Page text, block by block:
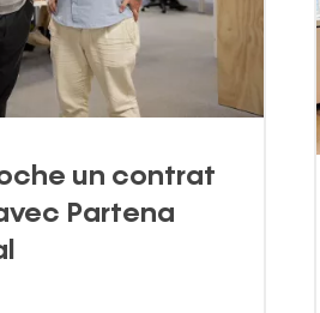
un contrat
Partena